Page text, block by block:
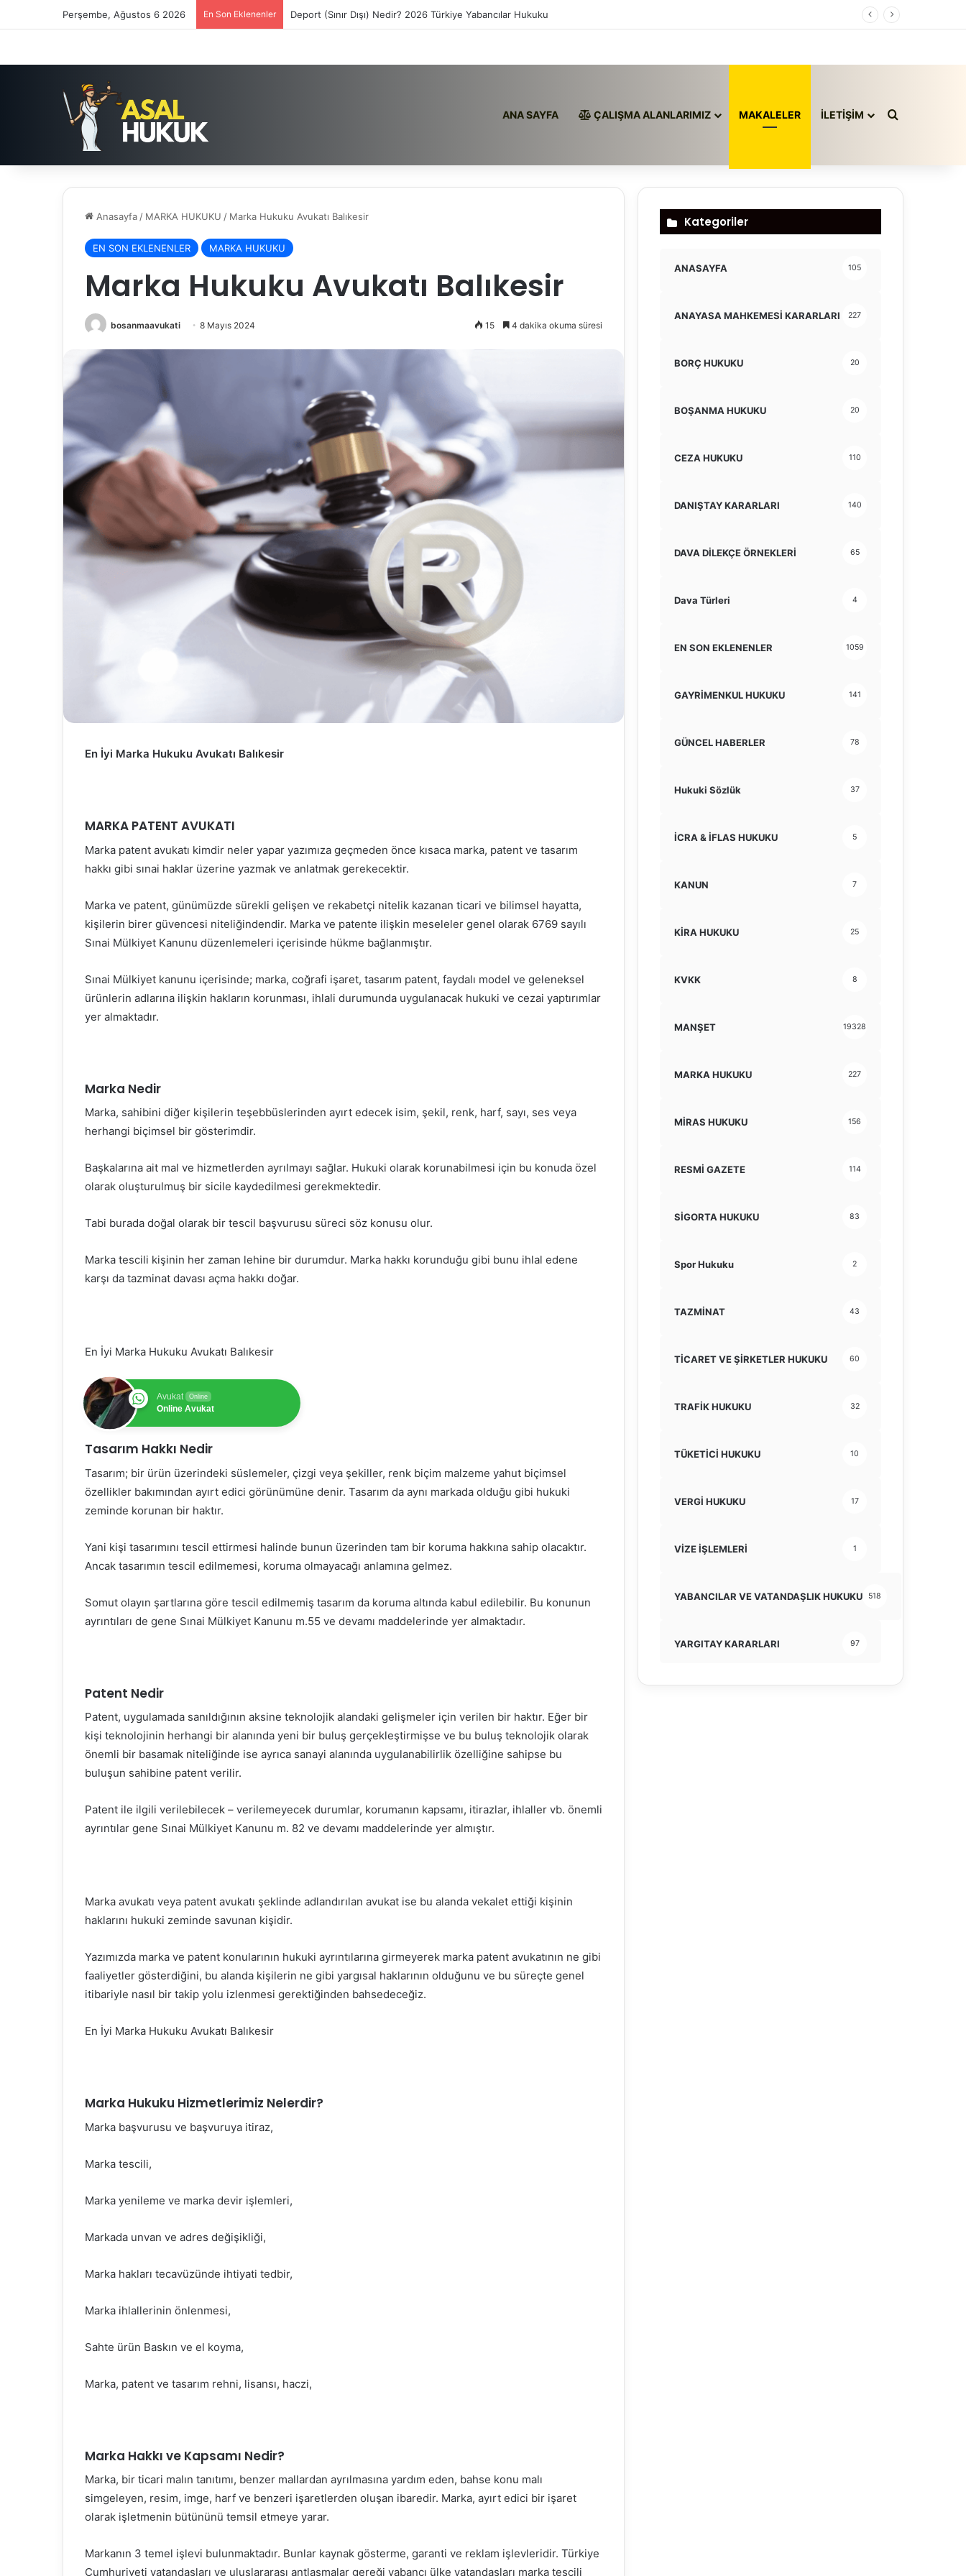
Perşembe, Ağustos 6 2026 En Son Eklenenler Deport (Sınır Dışı) Nedir? 2026 Türkiye Yabancılar Hukuku
ANA SAYFA ÇALIŞMA ALANLARIMIZ MAKALELER İLETİŞİM Arama yap
Anasayfa / MARKA HUKUKU / Marka Hukuku Avukatı Balıkesir
EN SON EKLENENLER MARKA HUKUKU
Marka Hukuku Avukatı Balıkesir
bosanmaavukati 8 Mayıs 2024 15 4 dakika okuma süresi
En İyi Marka Hukuku Avukatı Balıkesir
MARKA PATENT AVUKATI
Marka patent avukatı kimdir neler yapar yazımıza geçmeden önce kısaca marka, patent ve tasarım
hakkı gibi sınai haklar üzerine yazmak ve anlatmak gerekecektir.
Marka ve patent, günümüzde sürekli gelişen ve rekabetçi nitelik kazanan ticari ve bilimsel hayatta,
kişilerin birer güvencesi niteliğindendir. Marka ve patente ilişkin meseleler genel olarak 6769 sayılı
Sınai Mülkiyet Kanunu düzenlemeleri içerisinde hükme bağlanmıştır.
Sınai Mülkiyet kanunu içerisinde; marka, coğrafi işaret, tasarım patent, faydalı model ve geleneksel
ürünlerin adlarına ilişkin hakların korunması, ihlali durumunda uygulanacak hukuki ve cezai yaptırımlar
yer almaktadır.
Marka Nedir
Marka, sahibini diğer kişilerin teşebbüslerinden ayırt edecek isim, şekil, renk, harf, sayı, ses veya
herhangi biçimsel bir gösterimdir.
Başkalarına ait mal ve hizmetlerden ayrılmayı sağlar. Hukuki olarak korunabilmesi için bu konuda özel
olarak oluşturulmuş bir sicile kaydedilmesi gerekmektedir.
Tabi burada doğal olarak bir tescil başvurusu süreci söz konusu olur.
Marka tescili kişinin her zaman lehine bir durumdur. Marka hakkı korunduğu gibi bunu ihlal edene
karşı da tazminat davası açma hakkı doğar.
En İyi Marka Hukuku Avukatı Balıkesir
Avukat Online
Online Avukat
Tasarım Hakkı Nedir
Tasarım; bir ürün üzerindeki süslemeler, çizgi veya şekiller, renk biçim malzeme yahut biçimsel
özellikler bakımından ayırt edici görünümüne denir. Tasarım da aynı markada olduğu gibi hukuki
zeminde korunan bir haktır.
Yani kişi tasarımını tescil ettirmesi halinde bunun üzerinden tam bir koruma hakkına sahip olacaktır.
Ancak tasarımın tescil edilmemesi, koruma olmayacağı anlamına gelmez.
Somut olayın şartlarına göre tescil edilmemiş tasarım da koruma altında kabul edilebilir. Bu konunun
ayrıntıları de gene Sınai Mülkiyet Kanunu m.55 ve devamı maddelerinde yer almaktadır.
Patent Nedir
Patent, uygulamada sanıldığının aksine teknolojik alandaki gelişmeler için verilen bir haktır. Eğer bir
kişi teknolojinin herhangi bir alanında yeni bir buluş gerçekleştirmişse ve bu buluş teknolojik olarak
önemli bir basamak niteliğinde ise ayrıca sanayi alanında uygulanabilirlik özelliğine sahipse bu
buluşun sahibine patent verilir.
Patent ile ilgili verilebilecek – verilemeyecek durumlar, korumanın kapsamı, itirazlar, ihlaller vb. önemli
ayrıntılar gene Sınai Mülkiyet Kanunu m. 82 ve devamı maddelerinde yer almıştır.
Marka avukatı veya patent avukatı şeklinde adlandırılan avukat ise bu alanda vekalet ettiği kişinin
haklarını hukuki zeminde savunan kişidir.
Yazımızda marka ve patent konularının hukuki ayrıntılarına girmeyerek marka patent avukatının ne gibi
faaliyetler gösterdiğini, bu alanda kişilerin ne gibi yargısal haklarının olduğunu ve bu süreçte genel
itibariyle nasıl bir takip yolu izlenmesi gerektiğinden bahsedeceğiz.
En İyi Marka Hukuku Avukatı Balıkesir
Marka Hukuku Hizmetlerimiz Nelerdir?
Marka başvurusu ve başvuruya itiraz,
Marka tescili,
Marka yenileme ve marka devir işlemleri,
Markada unvan ve adres değişikliği,
Marka hakları tecavüzünde ihtiyati tedbir,
Marka ihlallerinin önlenmesi,
Sahte ürün Baskın ve el koyma,
Marka, patent ve tasarım rehni, lisansı, haczi,
Marka Hakkı ve Kapsamı Nedir?
Marka, bir ticari malın tanıtımı, benzer mallardan ayrılmasına yardım eden, bahse konu malı
simgeleyen, resim, imge, harf ve benzeri işaretlerden oluşan ibaredir. Marka, ayırt edici bir işaret
olarak işletmenin bütününü temsil etmeye yarar.
Markanın 3 temel işlevi bulunmaktadır. Bunlar kaynak gösterme, garanti ve reklam işlevleridir. Türkiye
Cumhuriyeti vatandaşları ve uluslararası antlaşmalar gereği yabancı ülke vatandaşları marka tescili
Kategoriler
ANASAYFA 105
ANAYASA MAHKEMESİ KARARLARI 227
BORÇ HUKUKU 20
BOŞANMA HUKUKU 20
CEZA HUKUKU 110
DANIŞTAY KARARLARI 140
DAVA DİLEKÇE ÖRNEKLERİ 65
Dava Türleri 4
EN SON EKLENENLER 1059
GAYRİMENKUL HUKUKU 141
GÜNCEL HABERLER 78
Hukuki Sözlük 37
İCRA & İFLAS HUKUKU 5
KANUN 7
KİRA HUKUKU 25
KVKK 8
MANŞET 19328
MARKA HUKUKU 227
MİRAS HUKUKU 156
RESMİ GAZETE 114
SİGORTA HUKUKU 83
Spor Hukuku 2
TAZMİNAT 43
TİCARET VE ŞİRKETLER HUKUKU 60
TRAFİK HUKUKU 32
TÜKETİCİ HUKUKU 10
VERGİ HUKUKU 17
VİZE İŞLEMLERİ 1
YABANCILAR VE VATANDAŞLIK HUKUKU 518
YARGITAY KARARLARI 97